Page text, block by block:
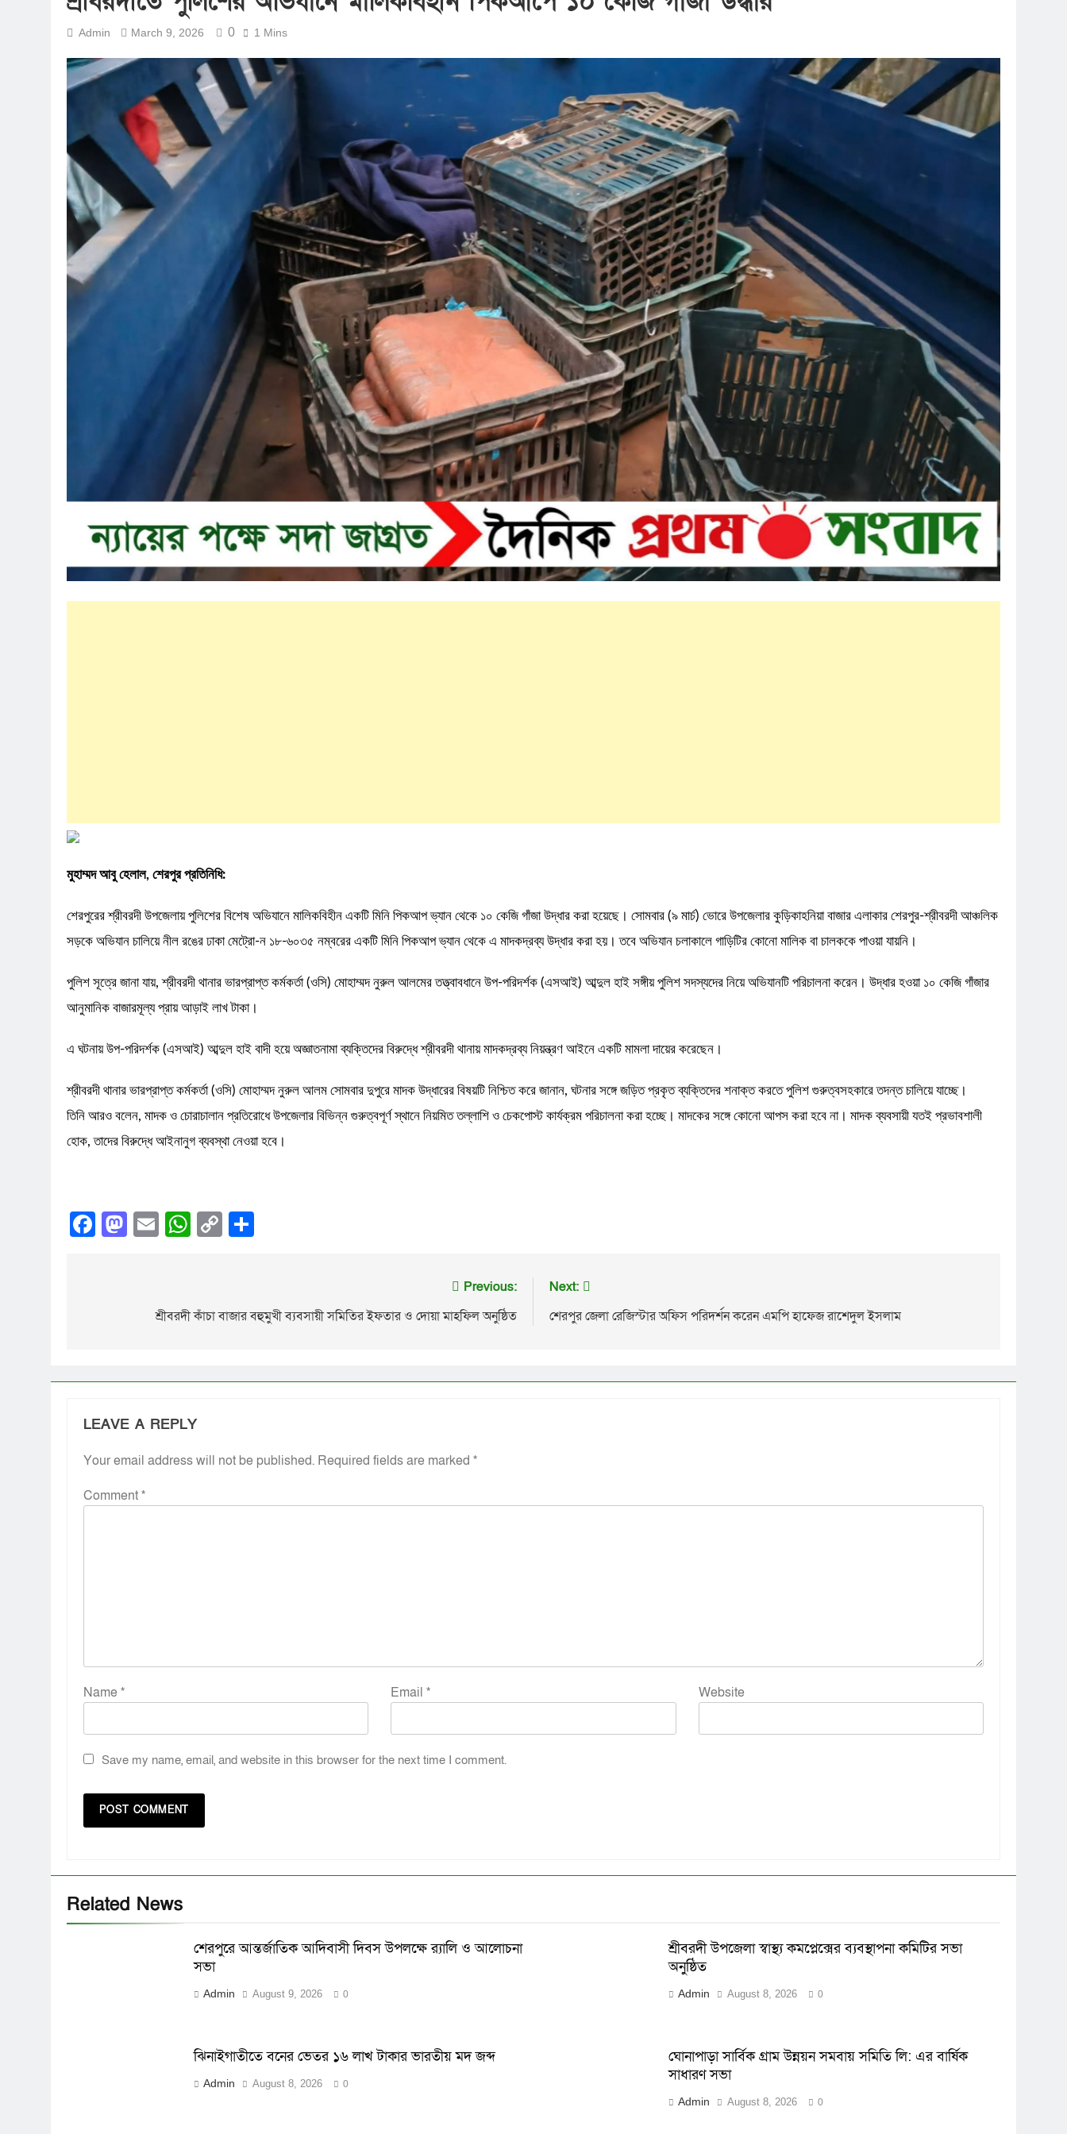
Admin March 9, 2026 0 1 Mins
মুহাম্মদ আবু হেলাল, শেরপুর প্রতিনিধি:
শেরপুরের শ্রীবরদী উপজেলায় পুলিশের বিশেষ অভিযানে মালিকবিহীন একটি মিনি পিকআপ ভ্যান থেকে ১০ কেজি গাঁজা উদ্ধার করা হয়েছে। সোমবার (৯ মার্চ) ভোরে উপজেলার কুড়িকাহনিয়া বাজার এলাকার শেরপুর-শ্রীবরদী আঞ্চলিক
সড়কে অভিযান চালিয়ে নীল রঙের ঢাকা মেট্রো-ন ১৮-৬০৩৫ নম্বরের একটি মিনি পিকআপ ভ্যান থেকে এ মাদকদ্রব্য উদ্ধার করা হয়। তবে অভিযান চলাকালে গাড়িটির কোনো মালিক বা চালককে পাওয়া যায়নি।
পুলিশ সূত্রে জানা যায়, শ্রীবরদী থানার ভারপ্রাপ্ত কর্মকর্তা (ওসি) মোহাম্মদ নুরুল আলমের তত্ত্বাবধানে উপ-পরিদর্শক (এসআই) আব্দুল হাই সঙ্গীয় পুলিশ সদস্যদের নিয়ে অভিযানটি পরিচালনা করেন। উদ্ধার হওয়া ১০ কেজি গাঁজার
আনুমানিক বাজারমূল্য প্রায় আড়াই লাখ টাকা।
এ ঘটনায় উপ-পরিদর্শক (এসআই) আব্দুল হাই বাদী হয়ে অজ্ঞাতনামা ব্যক্তিদের বিরুদ্ধে শ্রীবরদী থানায় মাদকদ্রব্য নিয়ন্ত্রণ আইনে একটি মামলা দায়ের করেছেন।
শ্রীবরদী থানার ভারপ্রাপ্ত কর্মকর্তা (ওসি) মোহাম্মদ নুরুল আলম সোমবার দুপুরে মাদক উদ্ধারের বিষয়টি নিশ্চিত করে জানান, ঘটনার সঙ্গে জড়িত প্রকৃত ব্যক্তিদের শনাক্ত করতে পুলিশ গুরুত্বসহকারে তদন্ত চালিয়ে যাচ্ছে।
তিনি আরও বলেন, মাদক ও চোরাচালান প্রতিরোধে উপজেলার বিভিন্ন গুরুত্বপূর্ণ স্থানে নিয়মিত তল্লাশি ও চেকপোস্ট কার্যক্রম পরিচালনা করা হচ্ছে। মাদকের সঙ্গে কোনো আপস করা হবে না। মাদক ব্যবসায়ী যতই প্রভাবশালী
হোক, তাদের বিরুদ্ধে আইনানুগ ব্যবস্থা নেওয়া হবে।
Facebook
Mastodon
EmailWhatsApp
Copy
Previous:
শ্রীবরদী কাঁচা বাজার বহুমুখী ব্যবসায়ী সমিতির ইফতার ও দোয়া মাহফিল অনুষ্ঠিত
Next:
শেরপুর জেলা রেজিস্টার অফিস পরিদর্শন করেন এমপি হাফেজ রাশেদুল ইসলাম
LEAVE A REPLY
Your email address will not be published. Required fields are marked *
Comment*
Name* Email* Website
Save my name, email, and website in this browser for the next time I comment.
Related News
শেরপুরে আন্তর্জাতিক আদিবাসী দিবস উপলক্ষে র‌্যালি ও আলোচনা
সভা
Admin August 9, 2026 0
শ্রীবরদী উপজেলা স্বাস্থ্য কমপ্লেক্সের ব্যবস্থাপনা কমিটির সভা
অনুষ্ঠিত
Admin August 8, 2026 0
ঝিনাইগাতীতে বনের ভেতর ১৬ লাখ টাকার ভারতীয় মদ জব্দ
Admin August 8, 2026 0
ঘোনাপাড়া সার্বিক গ্রাম উন্নয়ন সমবায় সমিতি লি: এর বার্ষিক
সাধারণ সভা
Admin August 8, 2026 0